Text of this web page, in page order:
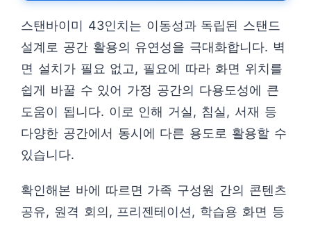
스탠바이미 43인치는 이동성과 독립된 스탠드
설계로 공간 활용의 유연성을 극대화합니다. 벽
면 설치가 필요 없고, 필요에 따라 화면 위치를
쉽게 바꿀 수 있어 가정 공간의 다용도성에 큰
도움이 됩니다. 이로 인해 거실, 침실, 서재 등
다양한 공간에서 동시에 다른 용도로 활용할 수
있습니다.
확인해본 바에 따르면 가족 구성원 간의 콘텐츠
공유, 원격 회의, 프리젠테이션, 학습용 화면 등